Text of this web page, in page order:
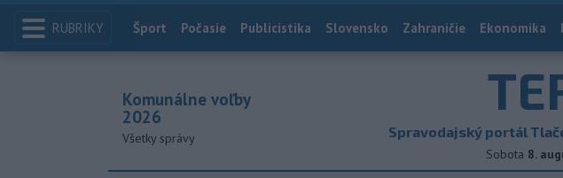
RUBRIKY Index
Šport Počasie Publicistika Slovensko Zahraničie Ekonomika
Spravodajský portál
Sobota 8.
Komunálne voľby
2026
Všetky správy